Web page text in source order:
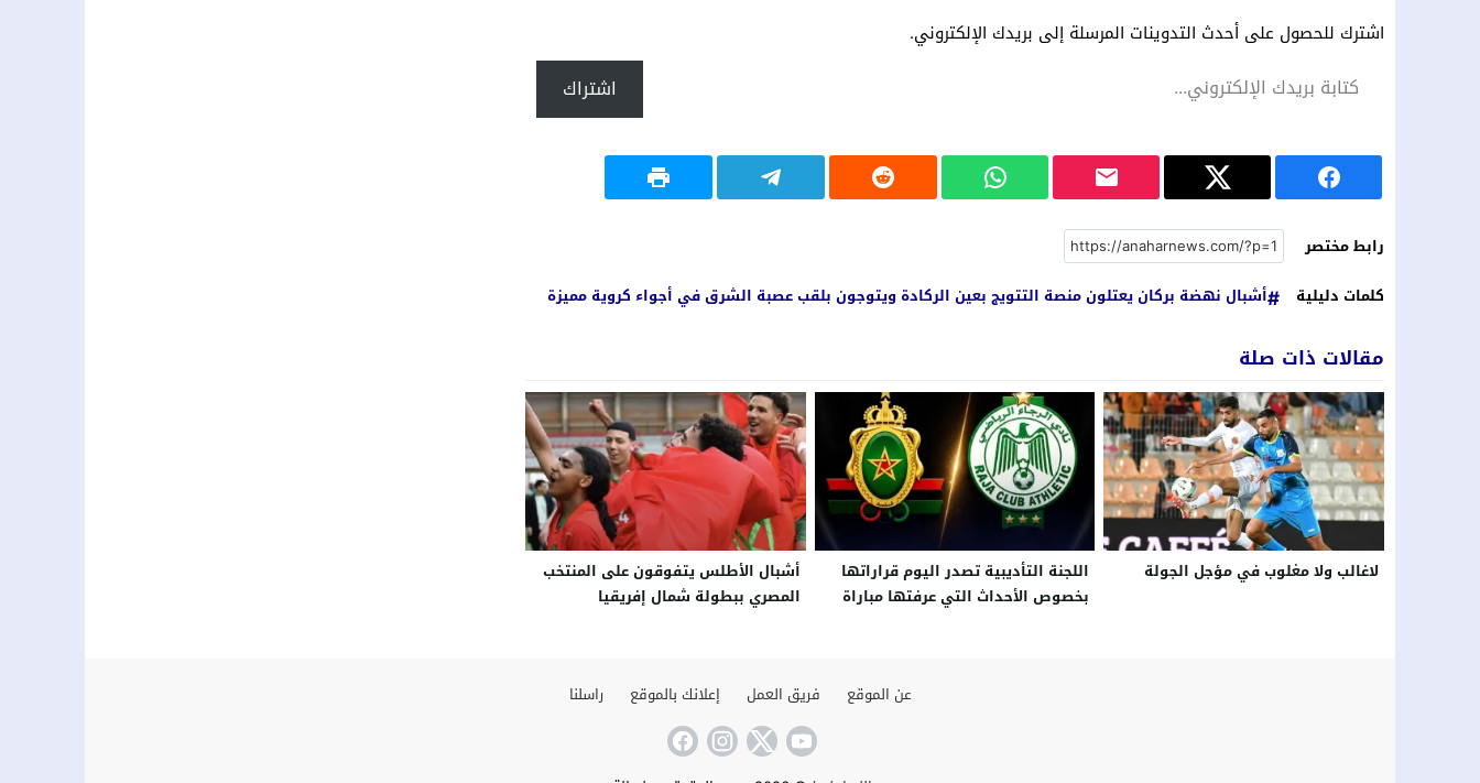
اشترك للحصول على أحدث التدوينات المرسلة إلى بريدك الإلكتروني.
اشتراك
رابط مختصر
كلمات دليلية
أشبال نهضة بركان يعتلون منصة التتويج بعين الركادة ويتوجون بلقب عصبة الشرق في أجواء كروية مميزة
مقالات ذات صلة
لاغالب ولا مغلوب في مؤجل الجولة
اللجنة التأديبية تصدر اليوم قراراتها
بخصوص الأحداث التي عرفتها مباراة
أشبال الأطلس يتفوقون على المنتخب
المصري ببطولة شمال إفريقيا
عن الموقع فريق العمل إعلانك بالموقع راسلنا